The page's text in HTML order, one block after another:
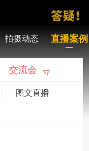
拍摄动态 直播案例
交流会
图文直播